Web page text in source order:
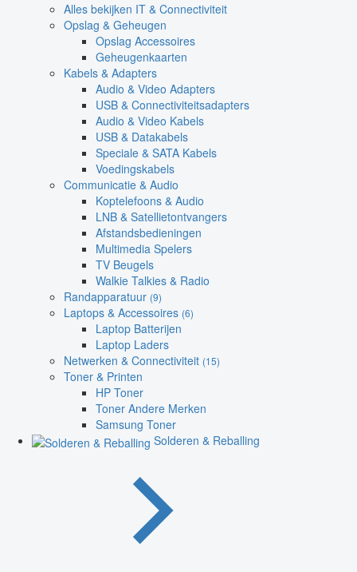
Alles bekijken IT & Connectiviteit
Opslag & Geheugen
Opslag Accessoires
Geheugenkaarten
Kabels & Adapters
Audio & Video Adapters
USB & Connectiviteitsadapters
Audio & Video Kabels
USB & Datakabels
Speciale & SATA Kabels
Voedingskabels
Communicatie & Audio
Koptelefoons & Audio
LNB & Satellietontvangers
Afstandsbedieningen
Multimedia Spelers
TV Beugels
Walkie Talkies & Radio
Randapparatuur (9)
Laptops & Accessoires (6)
Laptop Batterijen
Laptop Laders
Netwerken & Connectiviteit (15)
Toner & Printen
HP Toner
Toner Andere Merken
Samsung Toner
Solderen & Reballing